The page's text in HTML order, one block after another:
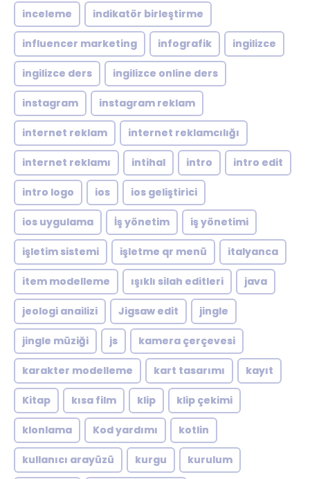
inceleme indikatör birleştirme
influencer marketing infografik ingilizce
ingilizce ders ingilizce online ders
instagram instagram reklam
internet reklam internet reklamcılığı
internet reklamı intihal intro intro edit
intro logo ios ios geliştirici
ios uygulama İş yönetim iş yönetimi
işletim sistemi işletme qr menü italyanca
item modelleme ışıklı silah editleri java
jeologi anailizi Jigsaw edit jingle
jingle müziği js kamera çerçevesi
karakter modelleme kart tasarımı kayıt
Kitap kısa film klip klip çekimi
klonlama Kod yardımı kotlin
kullanıcı arayüzü kurgu kurulum